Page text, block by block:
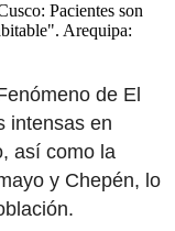
Pacientes son
Arequipa:
de El
intensas en
así como la
y Chepén, lo